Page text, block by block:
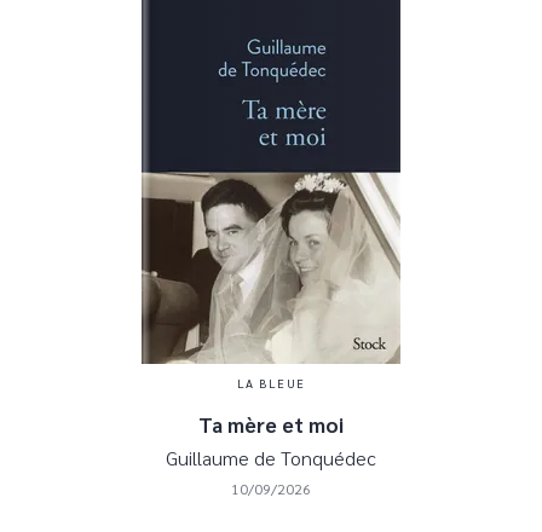
LA BLEUE
Ta mère et moi
Guillaume de Tonquédec
10/09/2026